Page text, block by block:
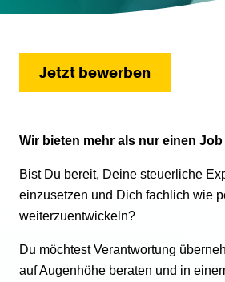
Jetzt bewerben
Wir bieten mehr als nur einen Job
Bist Du bereit, Deine steuerliche
einzusetzen und Dich fachlich wie
weiterzuentwickeln?
Du möchtest Verantwortung
auf Augenhöhe beraten und in